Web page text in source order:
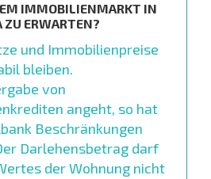
IMMOBILIENMARKT IN
ZU ERWARTEN?
und Immobilienpreise
bleiben.
von
angeht, so hat
Beschränkungen
Darlehensbetrag darf
der Wohnung nicht